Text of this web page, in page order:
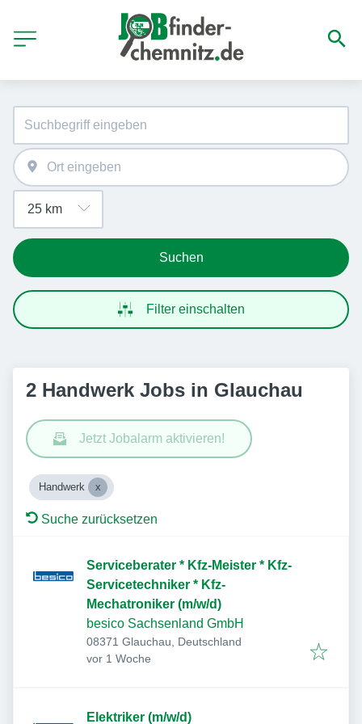
Suchen
Filter einschalten
2 Handwerk Jobs in Glauchau
Jetzt Jobalarm aktivieren!
Handwerk
Suche zurücksetzen
Serviceberater * Kfz-Meister * Kfz-
Servicetechniker * Kfz-
Mechatroniker (m/w/d)
besico Sachsenland GmbH
08371 Glauchau, Deutschland
Veröffentlicht
vor 1 Woche
Elektriker (m/w/d)